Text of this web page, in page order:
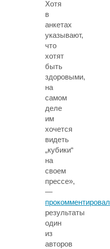
Хотя
в
анкетах
указывают,
что
хотят
быть
здоровыми,
на
самом
деле
им
хочется
видеть
„кубики“
на
своем
прессе»,
—
прокомментировал
результаты
один
из
авторов